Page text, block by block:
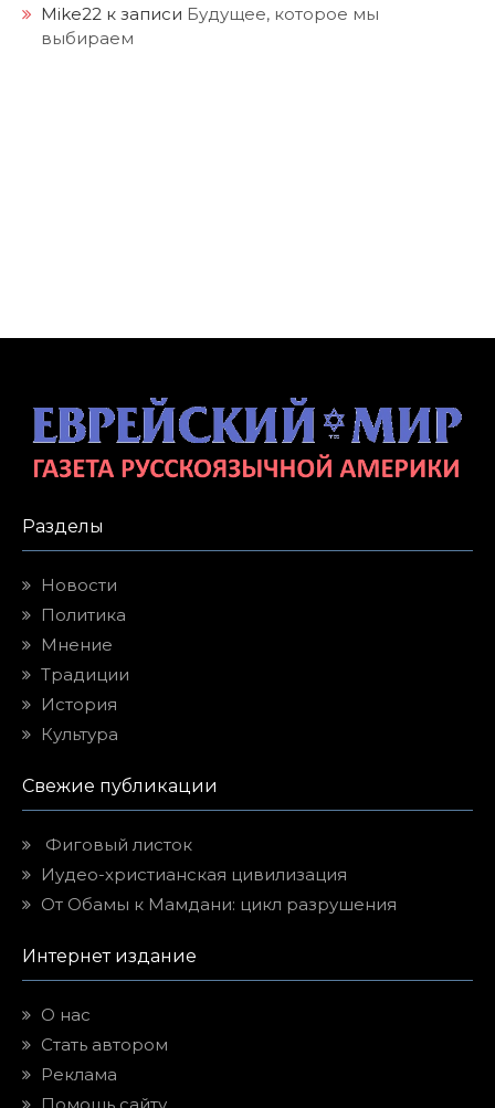
Mike22 к записи Будущее, которое мы
выбираем
Разделы
Новости
Политика
Мнение
Традиции
История
Культура
Свежие публикации
Фиговый листок
Иудео-христианская цивилизация
От Обамы к Мамдани: цикл разрушения
Интернет издание
О нас
Стать автором
Реклама
Помощь сайту